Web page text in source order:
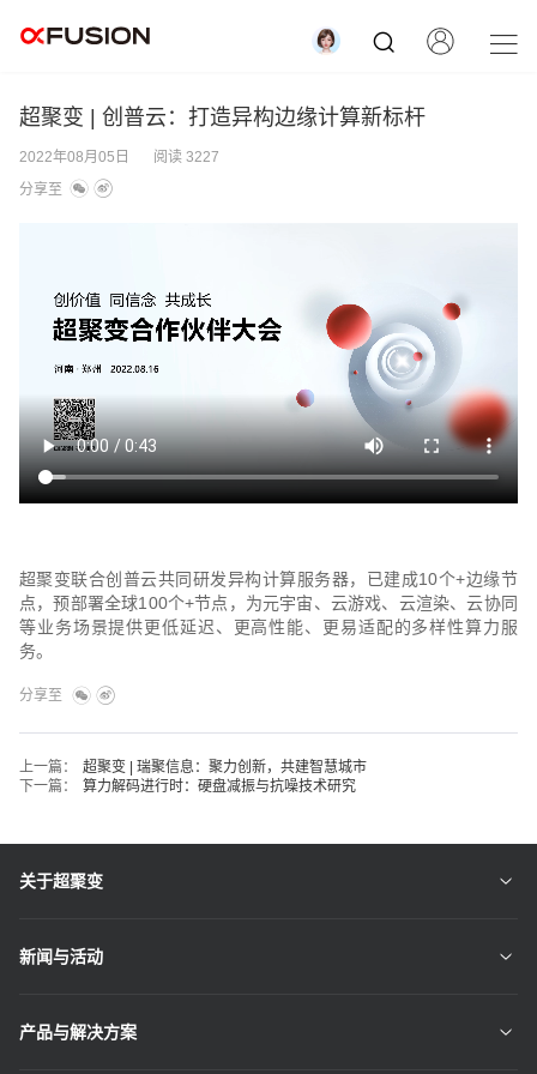
超聚变 | 创普云：打造异构边缘计算新标杆
2022年08月05日
阅读 3227
分享至
超聚变联合创普云共同研发异构计算服务器，已建成10个+边缘节
点，预部署全球100个+节点，为元宇宙、云游戏、云渲染、云协同
等业务场景提供更低延迟、更高性能、更易适配的多样性算力服
务。
分享至
上一篇：
超聚变 | 瑞聚信息：聚力创新，共建智慧城市
下一篇：
算力解码进行时：硬盘减振与抗噪技术研究
关于超聚变
新闻与活动
产品与解决方案